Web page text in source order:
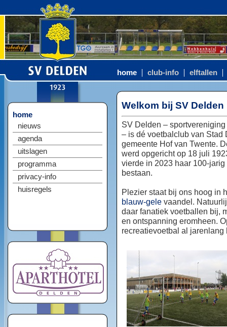
home club-info elftallen
home
nieuws
agenda
uitslagen
programma
privacy-info
huisregels
Welkom bij SV Delden
SV Delden –
– is dé voetbalclub van Stad
gemeente Hof van Twente.
werd opgericht op 18 juli
vierde in 2023 haar 100-jarig
bestaan.
Plezier staat bij ons hoog in
blauw-gele vaandel.
daar fanatiek voetballen bij,
en ontspanning eromheen.
recreatievoetbal al jarenlang